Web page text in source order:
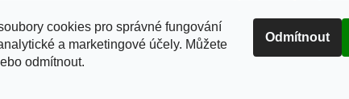
cookies pro správné fungování
a marketingové účely. Můžete
odmítnout.
Odmítnout
(855x)
práva vyhrazena.